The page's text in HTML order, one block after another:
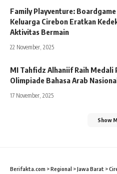
Family Playventure:
Keluarga Cirebon Eratkan
Aktivitas Bermain
22 November, 2025
MI Tahfidz Alhaniif Raih Medali
Olimpiade Bahasa Arab
17 November, 2025
Show
Berifakta.com >Regional >Jawa Barat >